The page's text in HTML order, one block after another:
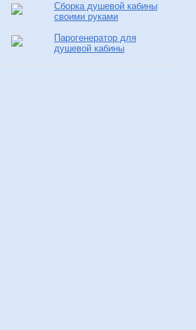
Сборка душевой кабины
своими руками
Парогенератор для
душевой кабины